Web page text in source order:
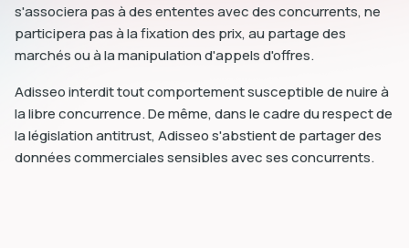
s'associera pas à des ententes avec des concurrents, ne
participera pas à la fixation des prix, au partage des
marchés ou à la manipulation d'appels d'offres.
Adisseo interdit tout comportement susceptible de nuire à
la libre concurrence. De même, dans le cadre du respect de
la législation antitrust, Adisseo s'abstient de partager des
données commerciales sensibles avec ses concurrents.